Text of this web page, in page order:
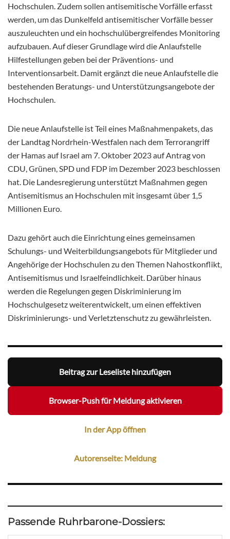
Hochschulen. Zudem sollen antisemitische Vorfälle erfasst
werden, um das Dunkelfeld antisemitischer Vorfälle besser
auszuleuchten und ein hochschulübergreifendes Monitoring
aufzubauen. Auf dieser Grundlage wird die Anlaufstelle
Hilfestellungen geben bei der Präventions- und
Interventionsarbeit. Damit ergänzt die neue Anlaufstelle die
bestehenden Beratungs- und Unterstützungsangebote der
Hochschulen.
Die neue Anlaufstelle ist Teil eines Maßnahmenpakets, das
der Landtag Nordrhein-Westfalen nach dem Terrorangriff
der Hamas auf Israel am 7. Oktober 2023 auf Antrag von
CDU, Grünen, SPD und FDP im Dezember 2023 beschlossen
hat. Die Landesregierung unterstützt Maßnahmen gegen
Antisemitismus an Hochschulen mit insgesamt über 1,5
Millionen Euro.
Dazu gehört auch die Einrichtung eines gemeinsamen
Schulungs- und Weiterbildungsangebots für Mitglieder und
Angehörige der Hochschulen zu den Themen Nahostkonflikt,
Antisemitismus und Israelfeindlichkeit. Darüber hinaus
werden die Regelungen gegen Diskriminierung im
Hochschulgesetz weiterentwickelt, um einen effektiven
Diskriminierungs- und Verletztenschutz zu gewährleisten.
Beitrag zur Leseliste hinzufügen
Browser-Push für Meldung aktivieren
In der App öffnen
Autorenseite: Meldung
Passende Ruhrbarone-Dossiers: